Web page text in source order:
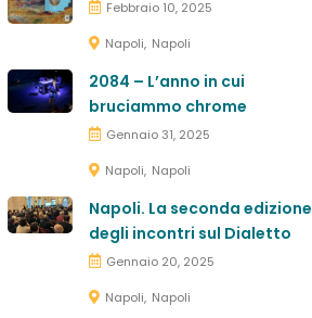
Febbraio 10, 2025
Napoli Napoli
2084 – L’anno in cui
bruciammo chrome
Gennaio 31, 2025
Napoli Napoli
Napoli. La seconda edizione
degli incontri sul Dialetto
Gennaio 20, 2025
Napoli Napoli